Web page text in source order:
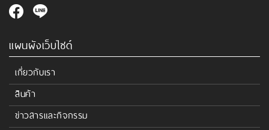
แผนผังเว็บไซด์
เกี่ยวกับเรา
สินค้า
ข่าวสารและกิจกรรม